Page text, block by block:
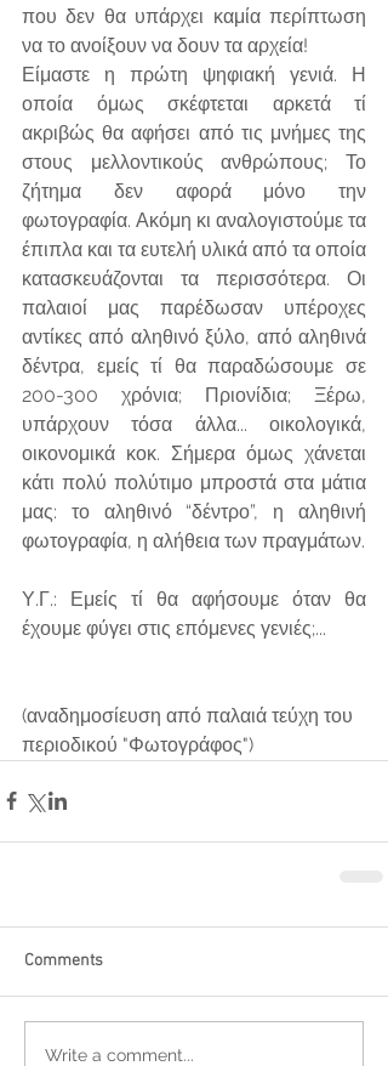
που δεν θα υπάρχει καμία περίπτωση
να το ανοίξουν να δουν τα αρχεία!
Είμαστε η πρώτη ψηφιακή γενιά. Η
οποία όμως σκέφτεται αρκετά τί
ακριβώς θα αφήσει από τις μνήμες της
στους μελλοντικούς ανθρώπους; Το
ζήτημα δεν αφορά μόνο την
φωτογραφία. Ακόμη κι αναλογιστούμε τα
έπιπλα και τα ευτελή υλικά από τα οποία
κατασκευάζονται τα περισσότερα. Οι
παλαιοί μας παρέδωσαν υπέροχες
αντίκες από αληθινό ξύλο, από αληθινά
δέντρα, εμείς τί θα παραδώσουμε σε
200-300 χρόνια; Πριονίδια; Ξέρω,
υπάρχουν τόσα άλλα... οικολογικά,
οικονομικά κοκ. Σήμερα όμως χάνεται
κάτι πολύ πολύτιμο μπροστά στα μάτια
μας: το αληθινό “δέντρο”, η αληθινή
φωτογραφία, η αλήθεια των πραγμάτων.
Υ.Γ.: Εμείς τί θα αφήσουμε όταν θα
έχουμε φύγει στις επόμενες γενιές;...
(αναδημοσίευση από παλαιά τεύχη του
περιοδικού "Φωτογράφος")
Comments
Write a comment...